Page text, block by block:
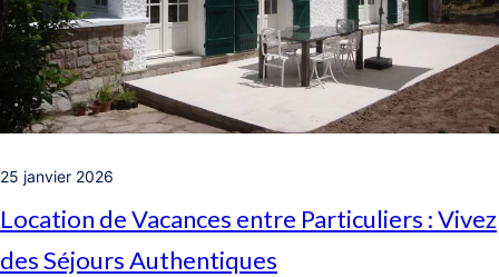
25 janvier 2026
Location de Vacances entre Particuliers : Vivez
des Séjours Authentiques